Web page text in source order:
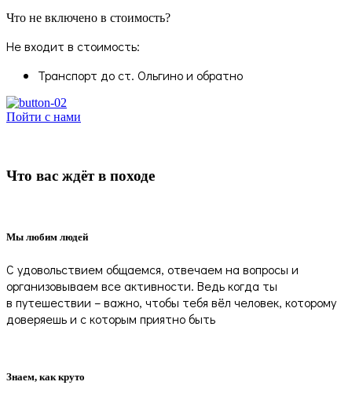
Что не включено в стоимость?
Не входит в стоимость:
Транспорт до ст. Ольгино и обратно
Пойти с нами
Что вас ждёт в походе
Мы любим людей
С удовольствием общаемся, отвечаем на вопросы и
организовываем все активности. Ведь когда ты
в путешествии – важно, чтобы тебя вёл человек, которому
доверяешь и с которым приятно быть
Знаем, как круто